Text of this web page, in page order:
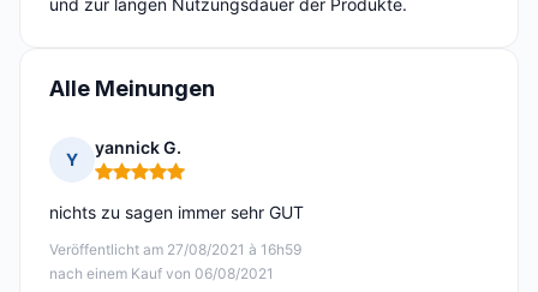
und zur langen Nutzungsdauer der Produkte.
Alle Meinungen
Y
yannick G.
Hinweis: 5 von 5
Veröffentlicht am 27/08/2021 à 16h59
nach einem Kauf von 06/08/2021
nichts zu sagen immer sehr GUT